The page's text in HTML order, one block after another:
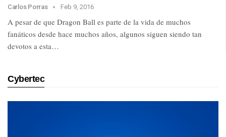
Carlos Porras Feb 9, 2016
A pesar de que Dragon Ball es parte de la vida de muchos
fanáticos desde hace muchos años, algunos siguen siendo tan
devotos a esta…
Cybertec